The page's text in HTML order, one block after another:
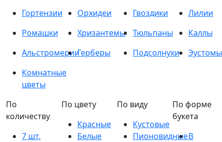
Гортензии
Орхидеи Гвоздики
Лилии
Ромашки
Хризантемы Тюльпаны
Каллы
АльстромерииГерберы Подсолнухи
Эустомы
Комнатные
цветы
По
количеству
7 шт.
По цвету
Красные
Белые
По виду
Кустовые
Пионовидные
По форме
букета
В